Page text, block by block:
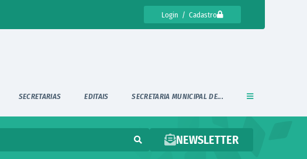
Login / Cadastro
SECRETARIAS EDITAIS SECRETARIA MUNICIPAL DE...
NEWSLETTER